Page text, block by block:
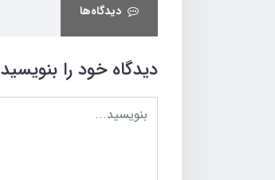
دیدگاه‌ها
دیدگاه خود را بنویسید